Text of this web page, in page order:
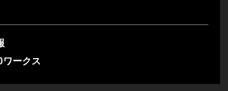
ワークス